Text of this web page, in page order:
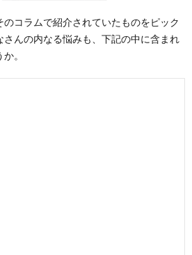
コラムで紹介されていたものをピック
さんの内なる悩みも、下記の中に含まれ
。